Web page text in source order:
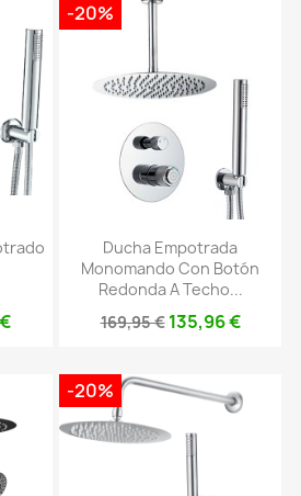
Ducha Empotrada
Monomando Con Botón
Redonda A Techo...
169,95 € 135,96 €
-20%
-20%